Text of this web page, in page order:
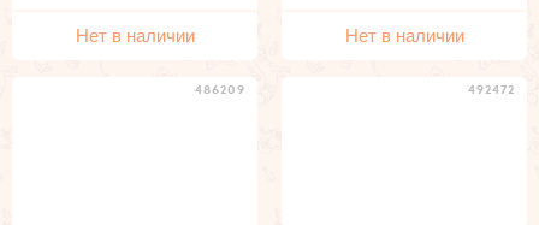
Нет в наличии Нет в наличии
486209 492472